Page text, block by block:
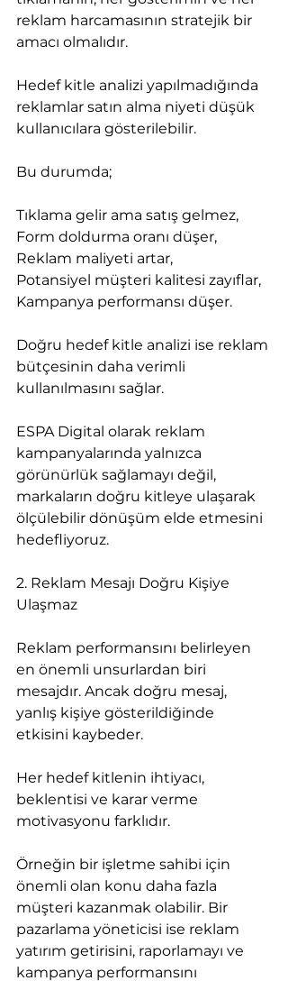
reklam harcamasının stratejik bir
amacı olmalıdır.
Hedef kitle analizi yapılmadığında
reklamlar satın alma niyeti düşük
kullanıcılara gösterilebilir.
Bu durumda;
Tıklama gelir ama satış gelmez,
Form doldurma oranı düşer,
Reklam maliyeti artar,
Potansiyel müşteri kalitesi zayıflar,
Kampanya performansı düşer.
Doğru hedef kitle analizi ise reklam
bütçesinin daha verimli
kullanılmasını sağlar.
ESPA Digital olarak reklam
kampanyalarında yalnızca
görünürlük sağlamayı değil,
markaların doğru kitleye ulaşarak
ölçülebilir dönüşüm elde etmesini
hedefliyoruz.
2. Reklam Mesajı Doğru Kişiye
Ulaşmaz
Reklam performansını belirleyen
en önemli unsurlardan biri
mesajdır. Ancak doğru mesaj,
yanlış kişiye gösterildiğinde
etkisini kaybeder.
Her hedef kitlenin ihtiyacı,
beklentisi ve karar verme
motivasyonu farklıdır.
Örneğin bir işletme sahibi için
önemli olan konu daha fazla
müşteri kazanmak olabilir. Bir
pazarlama yöneticisi ise reklam
yatırım getirisini, raporlamayı ve
kampanya performansını